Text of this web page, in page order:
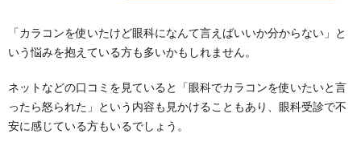
「カラコンを使いたけど眼科になんて言えばいいか分からない」と
いう悩みを抱えている方も多いかもしれません。
ネットなどの口コミを見ていると「眼科でカラコンを使いたいと言
ったら怒られた」という内容も見かけることもあり、眼科受診で不
安に感じている方もいるでしょう。